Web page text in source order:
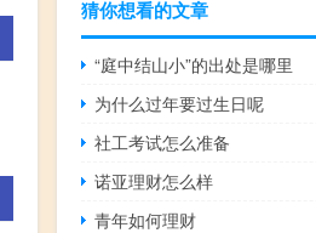
猜你想看的文章
“庭中结山小”的出处是哪里
为什么过年要过生日呢
社工考试怎么准备
诺亚理财怎么样
青年如何理财